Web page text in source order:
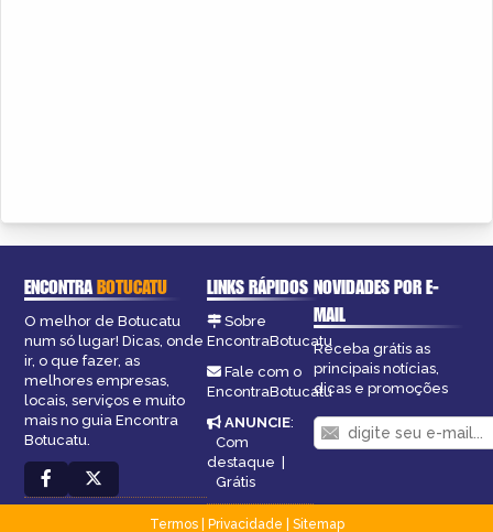
ENCONTRABOTUCATU
O melhor de Botucatu
num só lugar! Dicas, onde
ir, o que fazer, as
melhores empresas,
locais, serviços e muito
mais no guia Encontra
Botucatu.
LINKS RÁPIDOS
Sobre
EncontraBotucatu
Fale com o
EncontraBotucatu
ANUNCIE:
Com
destaque |
Grátis
NOVIDADES POR E-
MAIL
Receba grátis as
principais notícias,
dicas e promoções
Termos| Privacidade
Sitemap